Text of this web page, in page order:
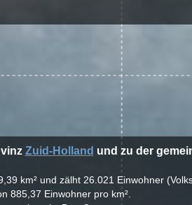
Zuid-Holland und zu der
km² und zälht 26.021 Einwohner
885,37 Einwohner pro km².